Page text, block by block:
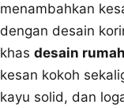
menambahkan
dengan desain
khas desain
kesan kokoh
kayu solid, dan